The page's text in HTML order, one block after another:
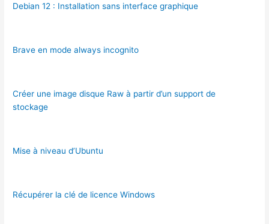
Debian 12 : Installation sans interface graphique
Brave en mode always incognito
Créer une image disque Raw à partir d’un support de
stockage
Mise à niveau d’Ubuntu
Récupérer la clé de licence Windows